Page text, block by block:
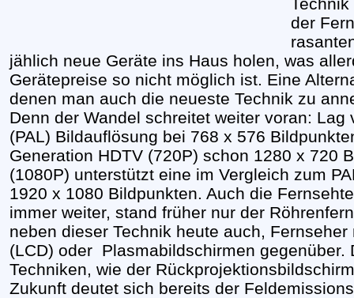
der
jählich neue Geräte ins Haus holen, was
Gerätepreise so nicht möglich ist. Eine
denen man auch die neueste Technik zu
Denn der Wandel schreitet weiter voran:
(PAL) Bildauflösung bei 768 x 576
Generation HDTV (720P) schon 1280 x 720
(1080P) unterstützt eine im Vergleich zum
1920 x 1080 Bildpunkten. Auch die
immer weiter, stand früher nur der
neben dieser Technik heute auch,
(LCD) oder Plasmabildschirmen
Techniken, wie der
Zukunft deutet sich bereits der